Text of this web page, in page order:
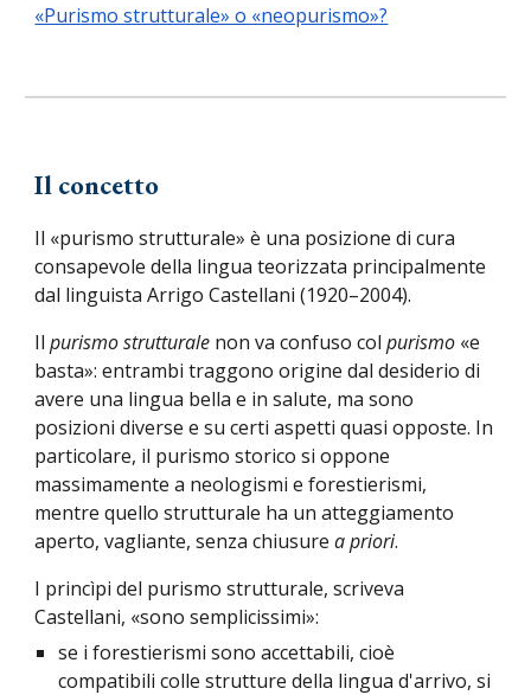
«Purismo strutturale» o «neopurismo»?
Il concetto
Il «purismo strutturale» è una posizione di cura
consapevole della lingua teorizzata principalmente
dal linguista Arrigo Castellani (1920–2004).
Ilpurismo strutturale non va confuso colpurismo «e
basta»: entrambi traggono origine dal desiderio di
avere una lingua bella e in salute, ma sono
posizioni diverse e su certi aspetti quasi opposte. In
particolare, il purismo storico si oppone
massimamente a neologismi e forestierismi,
mentre quello strutturale ha un atteggiamento
aperto, vagliante, senza chiusurea priori.
I princìpi del purismo strutturale, scriveva
Castellani, «sono semplicissimi»:
se i forestierismi sono accettabili, cioè
compatibili colle strutture della lingua d'arrivo, si